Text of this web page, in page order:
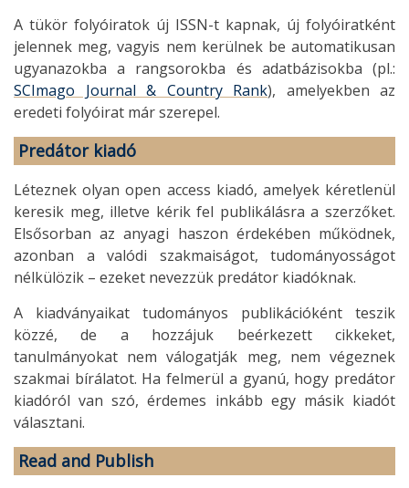
A tükör folyóiratok új ISSN-t kapnak, új folyóiratként
jelennek meg, vagyis nem kerülnek be automatikusan
ugyanazokba a rangsorokba és adatbázisokba (pl.:
SCImago Journal & Country Rank), amelyekben az
eredeti folyóirat már szerepel.
Predátor kiadó
Léteznek olyan open access kiadó, amelyek kéretlenül
keresik meg, illetve kérik fel publikálásra a szerzőket.
Elsősorban az anyagi haszon érdekében működnek,
azonban a valódi szakmaiságot, tudományosságot
nélkülözik – ezeket nevezzük predátor kiadóknak.
A kiadványaikat tudományos publikációként teszik
közzé, de a hozzájuk beérkezett cikkeket,
tanulmányokat nem válogatják meg, nem végeznek
szakmai bírálatot. Ha felmerül a gyanú, hogy predátor
kiadóról van szó, érdemes inkább egy másik kiadót
választani.
Read and Publish